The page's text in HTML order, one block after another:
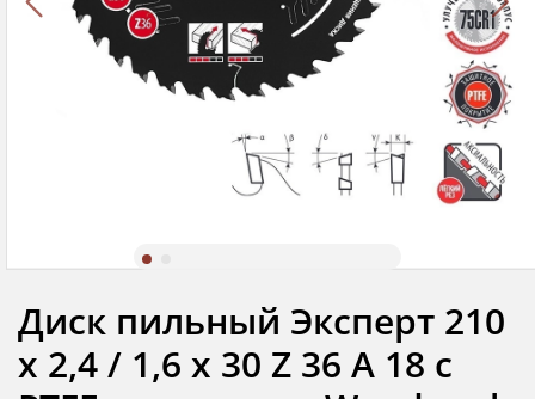
Диск пильный Эксперт 210
x 2,4 / 1,6 x 30 Z 36 A 18 с